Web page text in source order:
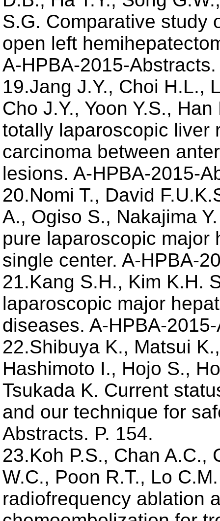
S.G. Comparative study
open left
A-HPBA-2015-Abstracts.
19.Jang J.Y., Choi H.L.,
Cho J.Y., Yoon Y.S.,
totally laparoscopic liver
carcinoma between
lesions. A-HPBA-2015-
20.Nomi T., David
A., Ogiso S., Nakajima
pure laparoscopic major
single center. A-HPBA-
21.Kang S.H., Kim K.H.
laparoscopic major
diseases. A-HPBA-
22.Shibuya K., Matsui
Hashimoto I., Hojo S.,
Tsukada K. Current
and our technique for
Abstracts. P. 154.
23.Koh P.S., Chan A.C.,
W.C., Poon R.T., Lo
radiofrequency ablation